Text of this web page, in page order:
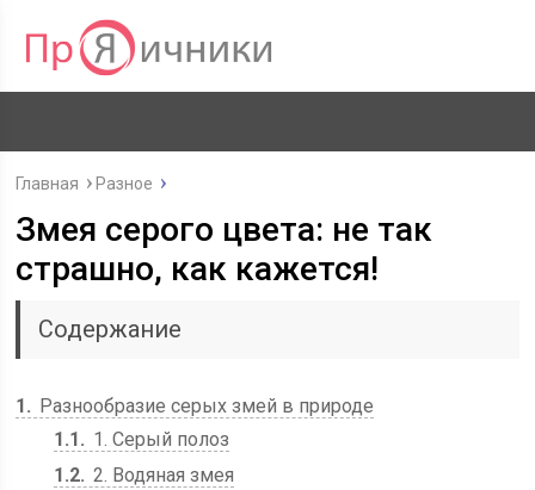
Главная Разное
Змея серого цвета: не так
страшно, как кажется!
Содержание
1
Разнообразие серых змей в природе
1.1
1. Серый полоз
1.2 2. Водяная змея